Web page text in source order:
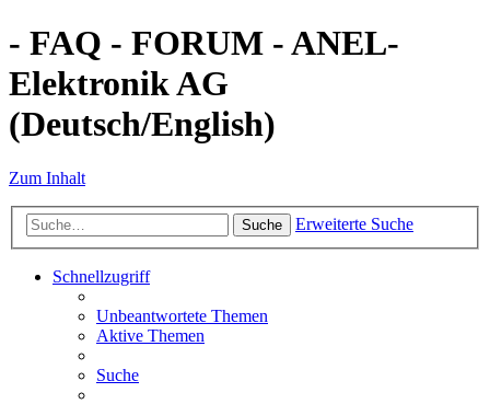
- FAQ - FORUM - ANEL-
Elektronik AG
(Deutsch/English)
Zum Inhalt
Suche Erweiterte Suche
Schnellzugriff
Unbeantwortete Themen
Aktive Themen
Suche